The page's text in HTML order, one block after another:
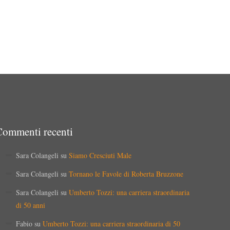
recenti
Sara Colangeli suSiamo Cresciuti Male
Sara Colangeli suTornano le Favole di Roberta Bruzzone
Sara Colangeli suUmberto Tozzi: una carriera straordinaria
di 50 anni
Fabio suUmberto Tozzi: una carriera straordinaria di 50